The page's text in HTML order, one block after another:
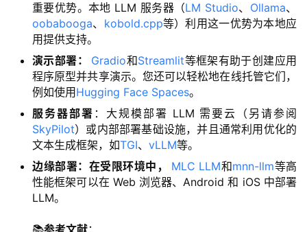
重要优势。本地 LLM 服务器（LM Studio、 Ollama、
oobabooga、 kobold.cpp等）利用这一优势为本地应
用提供支持。
演示部署： Gradio和Streamlit等框架有助于创建应用
程序原型并共享演示。您还可以轻松地在线托管它们，
例如使用 Hugging Face Spaces。
服务器部署 ：大规模部署 LLM 需要云（另请参阅
SkyPilot）或内部部署基础设施，并且通常利用优化的
文本生成框架，如TGI、 vLLM等。
边缘部署：在受限环境中， MLC LLM和mnn-llm等高
性能框架可以在 Web 浏览器、Android 和 iOS 中部署
LLM。